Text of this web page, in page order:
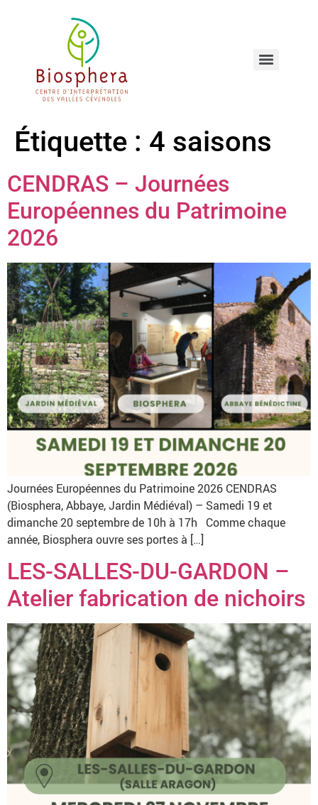
Étiquette : 4 saisons
CENDRAS – Journées
Européennes du Patrimoine
2026
Journées Européennes du Patrimoine 2026 CENDRAS
(Biosphera, Abbaye, Jardin Médiéval) – Samedi 19 et
dimanche 20 septembre de 10h à 17h Comme chaque
année, Biosphera ouvre ses portes à […]
LES-SALLES-DU-GARDON –
Atelier fabrication de nichoirs